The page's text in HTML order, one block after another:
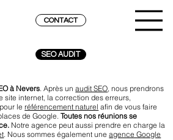
SEO AUDIT
CONTACT
à Nevers. Après unaudit SEO, nous prendrons
site internet, la correction des erreurs,
leréférencement naturel afin de vous faire
de Google.Toutes nos réunions se
Notre agence peut aussi prendre en charge la
. Nous sommes également uneagence Google